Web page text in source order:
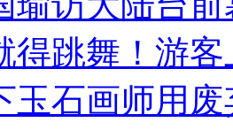
得跳舞！游客
玉石画师用